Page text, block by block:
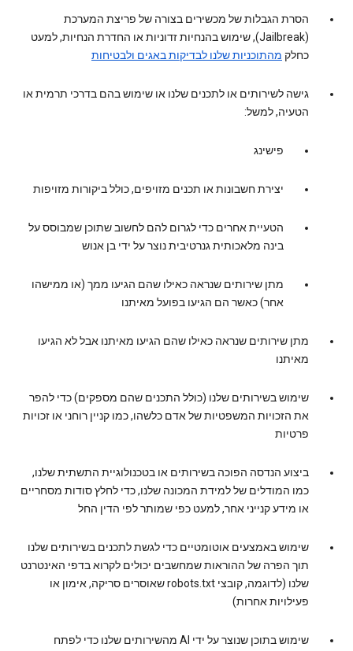
הסרת הגבלות של מכשירים בצורה של פריצת המערכת
(Jailbreak), שימוש בהנחיות זדוניות או החדרת הנחיות, למעט
כחלק מהתוכניות שלנו לבדיקות באגים ולבטיחות
גישה לשירותים או לתכנים שלנו או שימוש בהם בדרכי תרמית או
הטעיה, למשל:
פישינג
יצירת חשבונות או תכנים מזויפים, כולל ביקורות מזויפות
הטעיית אחרים כדי לגרום להם לחשוב שתוכן שמבוסס על
בינה מלאכותית גנרטיבית נוצר על ידי בן אנוש
מתן שירותים שנראה כאילו שהם הגיעו ממך (או ממישהו
אחר) כאשר הם הגיעו בפועל מאיתנו
מתן שירותים שנראה כאילו שהם הגיעו מאיתנו אבל לא הגיעו
מאיתנו
שימוש בשירותים שלנו (כולל התכנים שהם מספקים) כדי להפר
את הזכויות המשפטיות של אדם כלשהו, כמו קניין רוחני או זכויות
פרטיות
ביצוע הנדסה הפוכה בשירותים או בטכנולוגיית התשתית שלנו,
כמו המודלים של למידת המכונה שלנו, כדי לחלץ סודות מסחריים
או מידע קנייני אחר, למעט כפי שמותר לפי הדין החל
שימוש באמצעים אוטומטיים כדי לגשת לתכנים בשירותים שלנו
תוך הפרה של ההוראות שמחשבים יכולים לקרוא בדפי האינטרנט
שלנו (לדוגמה, קובצי robots.txt שאוסרים סריקה, אימון או
פעילויות אחרות)
שימוש בתוכן שנוצר על ידי AI מהשירותים שלנו כדי לפתח